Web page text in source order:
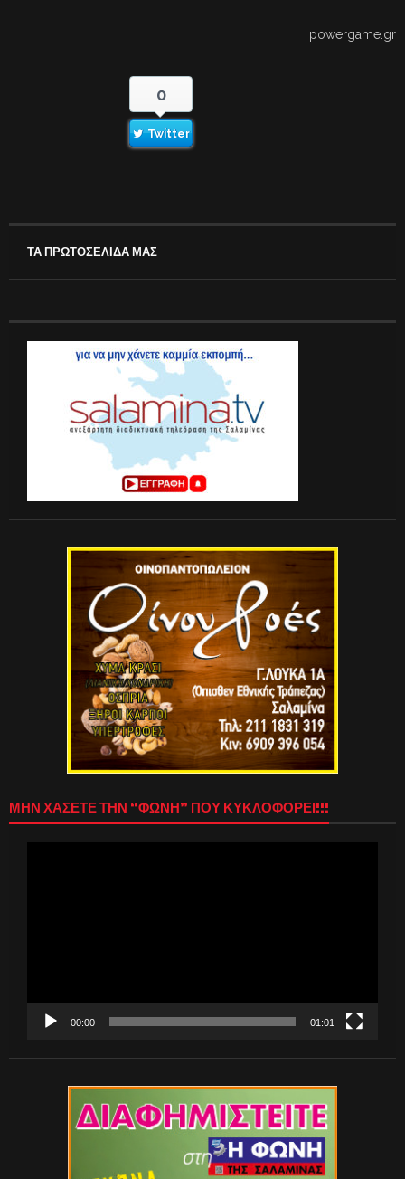
powergame.gr
0
Twitter
ΤΑ ΠΡΩΤΟΣΕΛΙΔΑ ΜΑΣ
ΜΗΝ ΧΑΣΕΤΕ ΤΗΝ “ΦΩΝΗ” ΠΟΥ ΚΥΚΛΟΦΟΡΕΙ!!!
00:00 01:01